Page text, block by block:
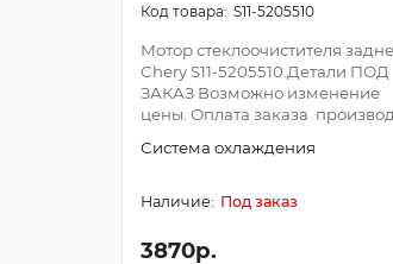
S11-5205510
Мотор стеклоочистителя
Chery S11-5205510.Детали ПОД
ЗАКАЗ Возможно изменение
цены. Оплата заказа производ..
Система охлаждения
Под заказ
3870р.